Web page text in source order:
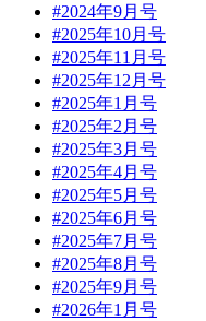
#2024年9月号
#2025年10月号
#2025年11月号
#2025年12月号
#2025年1月号
#2025年2月号
#2025年3月号
#2025年4月号
#2025年5月号
#2025年6月号
#2025年7月号
#2025年8月号
#2025年9月号
#2026年1月号